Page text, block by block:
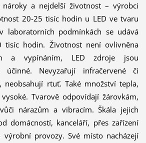
nároky a nejdelší životnost – výrobci
20-25 tisíc hodin u LED ve tvaru
laboratorních podmínkách se udává
tisíc hodin. Životnost není ovlivněna
a vypínáním, LED zdroje jsou
účinné. Nevyzařují infračervené či
neobsahují rtuť. Také množství tepla,
Tvarově odpovídají žárovkám,
nárazům a vibracím. Škála jejich
domácností, kanceláří, přes zařízení
provozy. Své místo nacházejí